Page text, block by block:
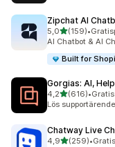
Zipchat AI
5,0av 5 stjärnor
(159)
159 recensioner
•
AI Chatbot & AI
Built for
Gorgias: AI,
4,2av 5 stjärnor
(616)
616 recensioner
•
Lös
Chatway Live
4,9av 5 stjärnor
(259)
259 recensioner
•